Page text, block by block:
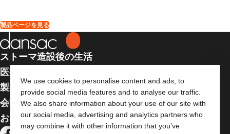
We use cookies to personalise content and ads, to
provide social media features and to analyse our traffic.
We also share information about your use of our site with
our social media, advertising and analytics partners who
may combine it with other information that you’ve
製品ページを見る
ストーマ造設後の生活
医療従事者向け情報
製品
会社案内
お問い合わせ